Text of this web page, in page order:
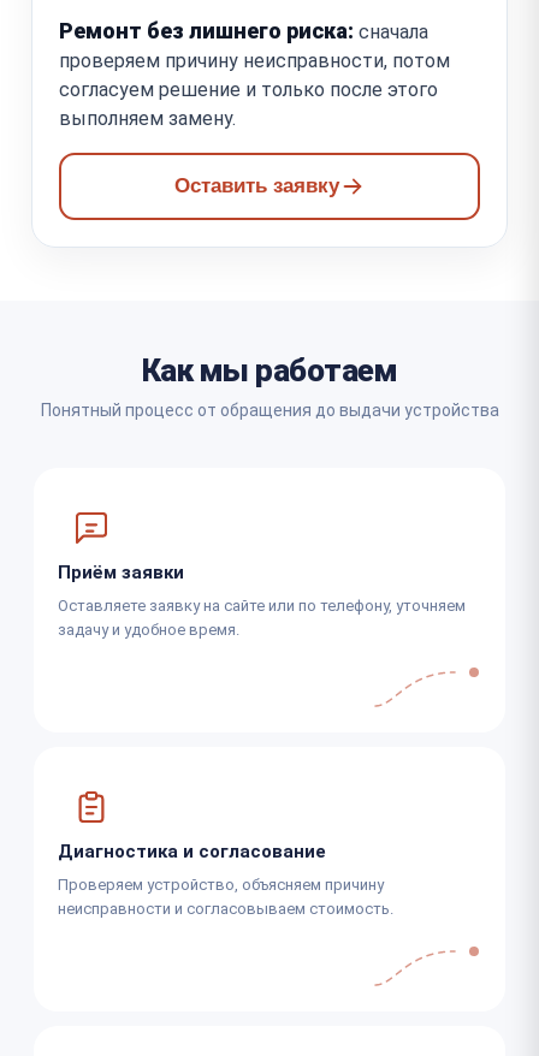
Ремонт без лишнего риска: сначала
проверяем причину неисправности, потом
согласуем решение и только после этого
выполняем замену.
Оставить заявку
Как мы работаем
Понятный процесс от обращения до выдачи устройства
Приём заявки
Оставляете заявку на сайте или по телефону, уточняем
задачу и удобное время.
Диагностика и согласование
Проверяем устройство, объясняем причину
неисправности и согласовываем стоимость.